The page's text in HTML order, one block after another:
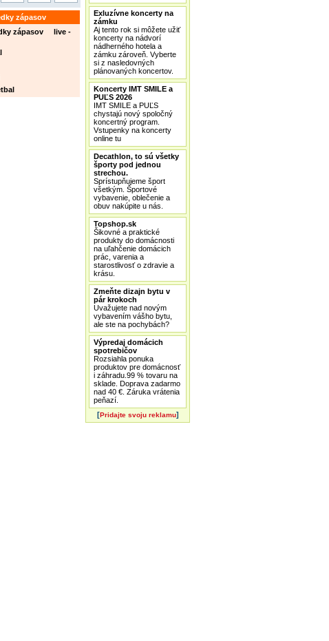
zápasov
zápasov live -
Exluzívne koncerty na
zámku
Aj tento rok si môžete užiť
koncerty na nádvorí
nádherného hotela a
zámku zároveň. Vyberte
si z nasledovných
plánovaných koncertov.
Koncerty IMT SMILE a
PUĽS 2026
IMT SMILE a PUĽS
chystajú nový spoločný
koncertný program.
Vstupenky na koncerty
online tu
Decathlon, to sú všetky
športy pod jednou
strechou.
Sprístupňujeme šport
všetkým. Športové
vybavenie, oblečenie a
obuv nakúpite u nás.
Topshop.sk
Šikovné a praktické
produkty do domácnosti
na uľahčenie domácich
prác, varenia a
starostlivosť o zdravie a
krásu.
Zmeňte dizajn bytu v
pár krokoch
Uvažujete nad novým
vybavením vášho bytu,
ale ste na pochybách?
Výpredaj domácich
spotrebičov
Rozsiahla ponuka
produktov pre domácnosť
i záhradu.99 % tovaru na
sklade. Doprava zadarmo
nad 40 €. Záruka vrátenia
peňazí.
[Pridajte svoju reklamu]